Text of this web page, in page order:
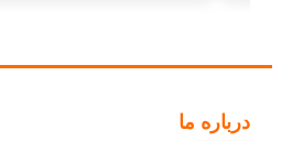
درباره ما